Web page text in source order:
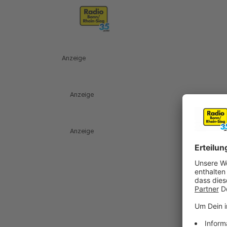
Anzeige
Anzeige
Anzeige